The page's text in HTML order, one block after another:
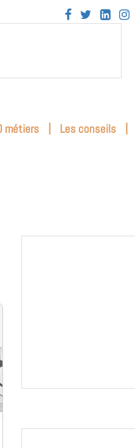
   
métiers | Les conseils |